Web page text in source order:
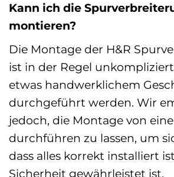
Kann ich die
montieren?
Die Montage der H&R
ist in der Regel
etwas handwerklichem
durchgeführt werden. Wir
jedoch, die Montage von
durchführen zu lassen, um
dass alles korrekt installiert
Sicherheit gewährleistet ist.